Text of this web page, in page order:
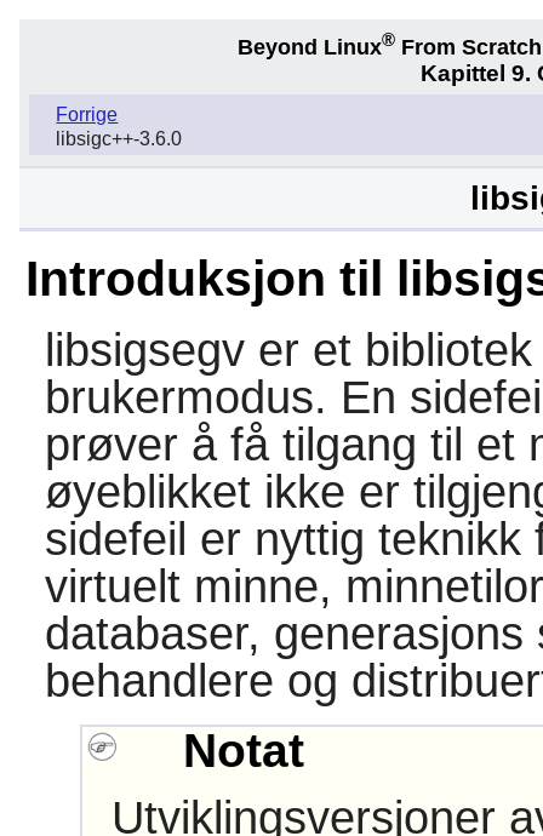
Beyond Linux® From
Kapittel 9.
Forrige
libsigc++-3.6.0
Introduksjon til
libsigsegv er et
brukermodus. En
prøver å få tilgang til et
øyeblikket ikke er
sidefeil er nyttig
virtuelt minne,
databaser,
behandlere og
Notat
Utviklingsversjoner